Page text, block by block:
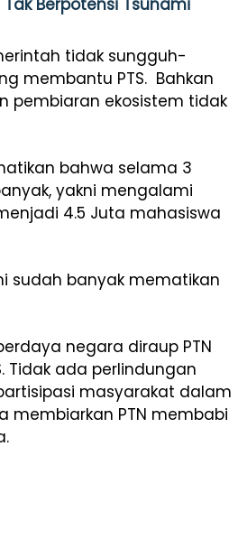
Berpotensi Tsunami
tidak sungguh-
membantu PTS. Bahkan
pembiaran ekosistem tidak
bahwa selama 3
yakni mengalami
4.5 Juta mahasiswa
sudah banyak mematikan
negara diraup PTN
Tidak ada perlindungan
masyarakat dalam
membiarkan PTN membabi